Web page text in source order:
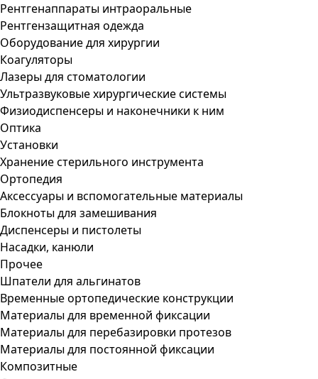
Рентгенаппараты интраоральные
Рентгензащитная одежда
Оборудование для хирургии
Коагуляторы
Лазеры для стоматологии
Ультразвуковые хирургические системы
Физиодиспенсеры и наконечники к ним
Оптика
Установки
Хранение стерильного инструмента
Ортопедия
Аксессуары и вспомогательные материалы
Блокноты для замешивания
Диспенсеры и пистолеты
Насадки, канюли
Прочее
Шпатели для альгинатов
Временные ортопедические конструкции
Материалы для временной фиксации
Материалы для перебазировки протезов
Материалы для постоянной фиксации
Композитные